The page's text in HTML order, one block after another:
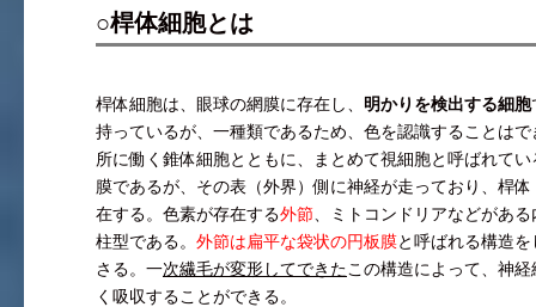
○桿体細胞とは
桿体細胞は、眼球の網膜に存在し、 明かりを検出する細胞
持っているが、一種類であるため、色を認識することは
所に働く錐体細胞とともに、まとめて視細胞と呼ばれて
膜であるが、その表（外界）側に神経が走っており、桿
在する。色素が存在する外節 、ミトコンドリアなどがあ
柱型である。 外節は扁平な袋状の円板膜と呼ばれる構造
さる。一次繊毛が変形してできたこの構造によって、神
く吸収することができる。